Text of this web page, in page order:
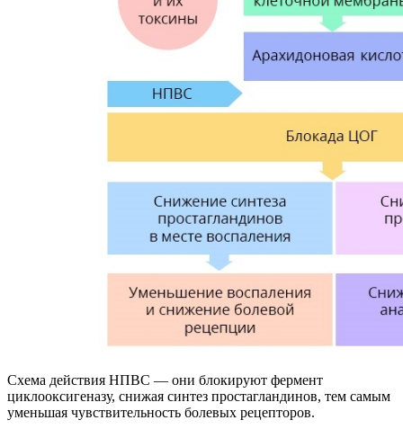
Схема действия НПВС — они блокируют фермент
циклооксигеназу, снижая синтез простагландинов, тем самым
уменьшая чувствительность болевых рецепторов.